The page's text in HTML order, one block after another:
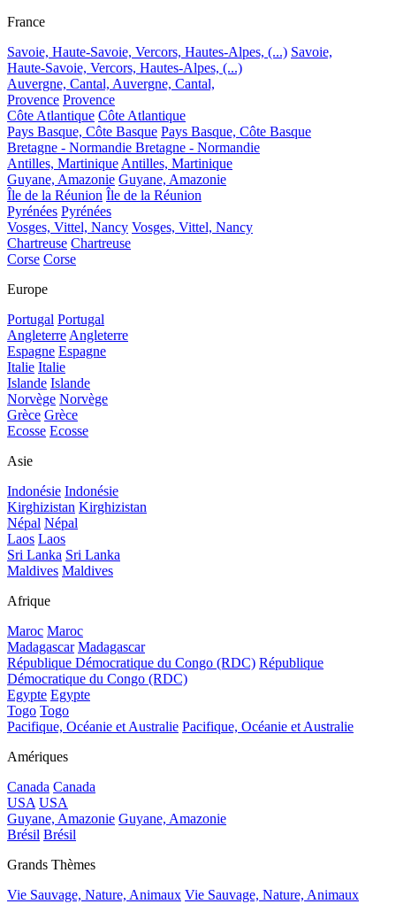
France
Savoie, Haute-Savoie, Vercors, Hautes-Alpes, (...) Savoie,
Haute-Savoie, Vercors, Hautes-Alpes, (...)
Auvergne, Cantal, Auvergne, Cantal,
Provence Provence
Côte Atlantique Côte Atlantique
Pays Basque, Côte Basque Pays Basque, Côte Basque
Bretagne - Normandie Bretagne - Normandie
Antilles, Martinique Antilles, Martinique
Guyane, Amazonie Guyane, Amazonie
Île de la Réunion Île de la Réunion
Pyrénées Pyrénées
Vosges, Vittel, Nancy Vosges, Vittel, Nancy
Chartreuse Chartreuse
Corse Corse
Europe
Portugal Portugal
Angleterre Angleterre
Espagne Espagne
Italie Italie
Islande Islande
Norvège Norvège
Grèce Grèce
Ecosse Ecosse
Asie
Indonésie Indonésie
Kirghizistan Kirghizistan
Népal Népal
Laos Laos
Sri Lanka Sri Lanka
Maldives Maldives
Afrique
Maroc Maroc
Madagascar Madagascar
République Démocratique du Congo (RDC) République
Démocratique du Congo (RDC)
Egypte Egypte
Togo Togo
Pacifique, Océanie et Australie Pacifique, Océanie et Australie
Amériques
Canada Canada
USA USA
Guyane, Amazonie Guyane, Amazonie
Brésil Brésil
Grands Thèmes
Vie Sauvage, Nature, Animaux Vie Sauvage, Nature, Animaux